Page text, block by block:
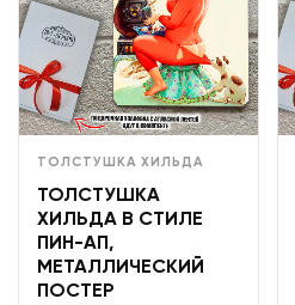
ТОЛСТУШКА ХИЛЬДА
ТОЛСТУШКА
ХИЛЬДА В СТИЛЕ
ПИН-АП,
МЕТАЛЛИЧЕСКИЙ
ПОСТЕР